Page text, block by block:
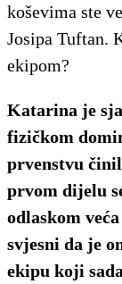
koševima ste
Josipa Tuftan.
ekipom?
Katarina je
fizičkom
prvenstvu
prvom dijelu
odlaskom
svjesni da je
ekipu koji